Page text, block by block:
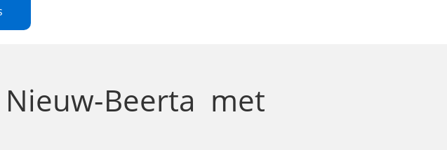
Beerta met